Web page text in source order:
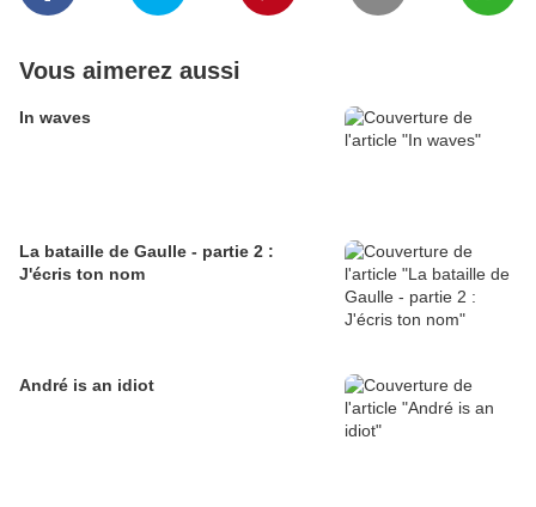
Vous aimerez aussi
In waves
La bataille de Gaulle - partie 2 :
J'écris ton nom
André is an idiot